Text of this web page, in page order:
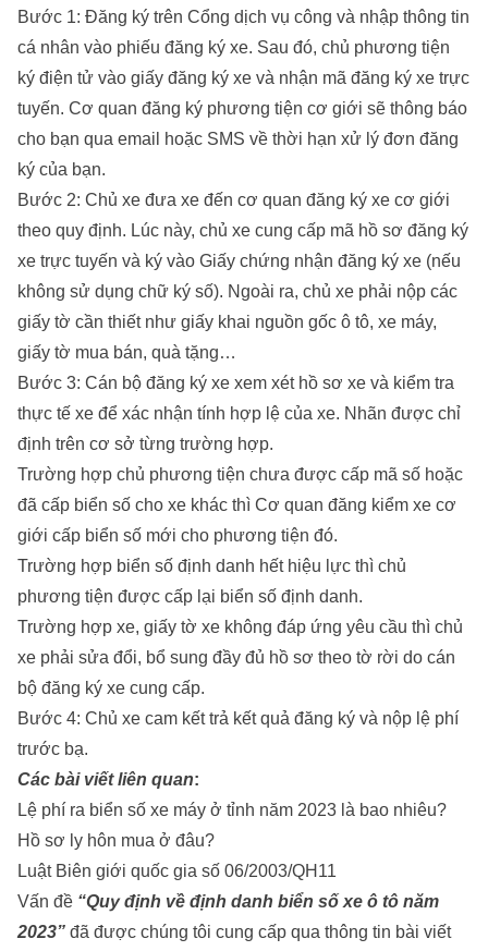
Bước 1: Đăng ký trên Cổng dịch vụ công và nhập thông tin
cá nhân vào phiếu đăng ký xe. Sau đó, chủ phương tiện
ký điện tử vào giấy đăng ký xe và nhận mã đăng ký xe trực
tuyến. Cơ quan đăng ký phương tiện cơ giới sẽ thông báo
cho bạn qua email hoặc SMS về thời hạn xử lý đơn đăng
ký của bạn.
Bước 2: Chủ xe đưa xe đến cơ quan đăng ký xe cơ giới
theo quy định. Lúc này, chủ xe cung cấp mã hồ sơ đăng ký
xe trực tuyến và ký vào Giấy chứng nhận đăng ký xe (nếu
không sử dụng chữ ký số). Ngoài ra, chủ xe phải nộp các
giấy tờ cần thiết như giấy khai nguồn gốc ô tô, xe máy,
giấy tờ mua bán, quà tặng…
Bước 3: Cán bộ đăng ký xe xem xét hồ sơ xe và kiểm tra
thực tế xe để xác nhận tính hợp lệ của xe. Nhãn được chỉ
định trên cơ sở từng trường hợp.
Trường hợp chủ phương tiện chưa được cấp mã số hoặc
đã cấp biển số cho xe khác thì Cơ quan đăng kiểm xe cơ
giới cấp biển số mới cho phương tiện đó.
Trường hợp biển số định danh hết hiệu lực thì chủ
phương tiện được cấp lại biển số định danh.
Trường hợp xe, giấy tờ xe không đáp ứng yêu cầu thì chủ
xe phải sửa đổi, bổ sung đầy đủ hồ sơ theo tờ rời do cán
bộ đăng ký xe cung cấp.
Bước 4: Chủ xe cam kết trả kết quả đăng ký và nộp lệ phí
trước bạ.
Các bài viết liên quan:
Lệ phí ra biển số xe máy ở tỉnh năm 2023 là bao nhiêu?
Hồ sơ ly hôn mua ở đâu?
Luật Biên giới quốc gia số 06/2003/QH11
Vấn đề “Quy định về định danh biển số xe ô tô năm
2023” đã được chúng tôi cung cấp qua thông tin bài viết